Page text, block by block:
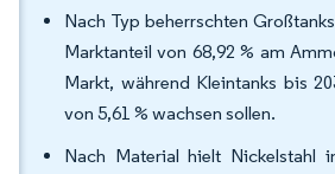
Nach Typ beherrschten
Marktanteil von 68,92 % am
Markt, während Kleintanks bis
von 5,61 % wachsen sollen.
Nach Material hielt Nickelstahl